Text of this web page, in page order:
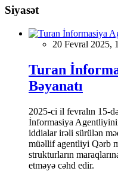
Siyasət
20 Fevral 2025,
Turan
Bəyanatı
2025-ci il fevralın 15-
İnformasiya
iddialar irəli sürülən
müəllif agentliyi Qərb
strukturların
etməyə cəhd edir.